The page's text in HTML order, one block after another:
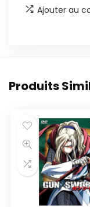
Ajouter au
Produits